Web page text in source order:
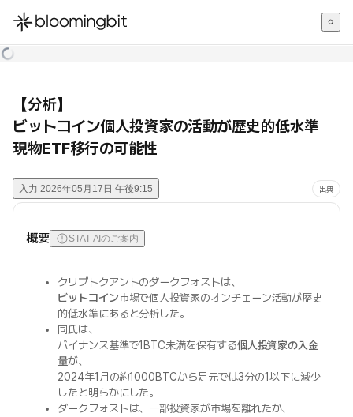
한국어
【分析】
ビットコイン個人投資家の活動が歴史的低水準
現物ETF移行の可能性
入力 2026年05月17日 午後9:15 出典
概要 STAT AIのご案内
クリプトクアントのダークフォストは、
ビットコイン市場で個人投資家のオンチェーン活動が歴史
的低水準にあると分析した。
同氏は、
バイナンス基準で1BTC未満を保有する個人投資家の入金
量が、
2024年1月の約1000BTCから足元では3分の1以下に減少
したと明らかにした。
ダークフォストは、一部投資家が市場を離れたか、